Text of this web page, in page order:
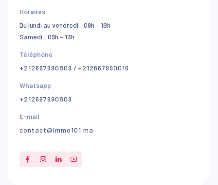
Horaires
Du lundi au vendredi : 09h – 18h
Samedi : 09h – 13h
Téléphone
+212667990809 / +212667990016
Whatsapp
+212667990809
E-mail
contact@immo101.ma